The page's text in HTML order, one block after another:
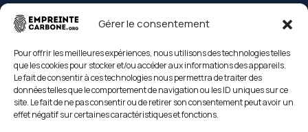
Gérer le consentement
Pour offrir les meilleures expériences, nous utilisons des technologies telles
que les cookies pour stocker et/ou accéder aux informations des appareils.
Le fait de consentir à ces technologies nous permettra de traiter des
données telles que le comportement de navigation ou les ID uniques sur ce
site. Le fait de ne pas consentir ou de retirer son consentement peut avoir un
effet négatif sur certaines caractéristiques et fonctions.
Découvrir
Tarifs
Nos gestes climat
Contact